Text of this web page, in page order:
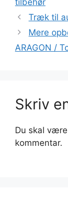
Træk til
Mere
ARAGON /
Skriv
Du skal være
kommentar.